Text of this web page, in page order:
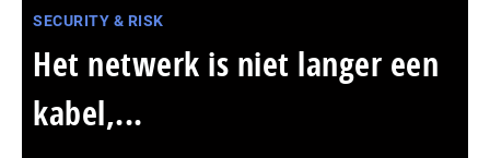
SECURITY & RISK
Het netwerk is niet langer een
kabel,...